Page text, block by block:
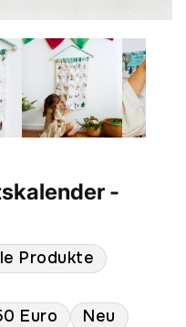
-
Produkte
Euro
Neu